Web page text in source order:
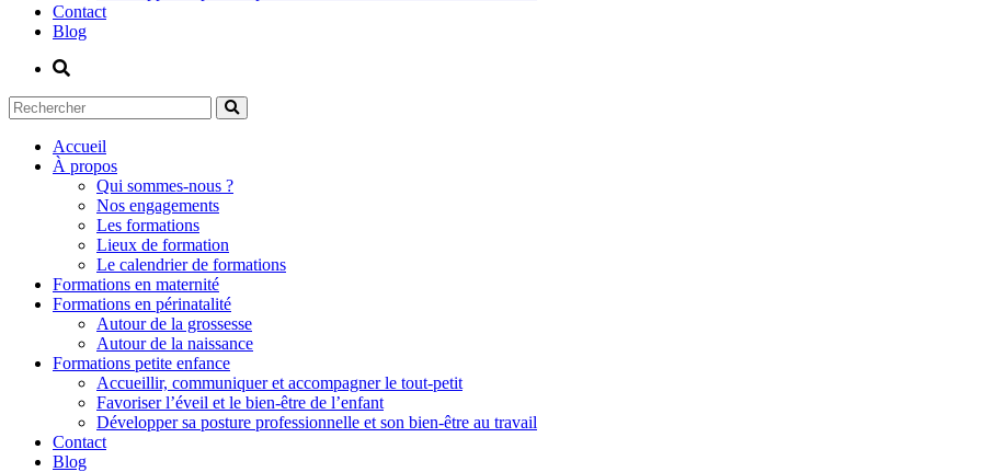
Contact
Blog
Accueil
À propos
Qui sommes-nous ?
Nos engagements
Les formations
Lieux de formation
Le calendrier de formations
Formations en maternité
Formations en périnatalité
Autour de la grossesse
Autour de la naissance
Formations petite enfance
Accueillir, communiquer et accompagner le tout-petit
Favoriser l’éveil et le bien-être de l’enfant
Développer sa posture professionnelle et son bien-être au travail
Contact
Blog